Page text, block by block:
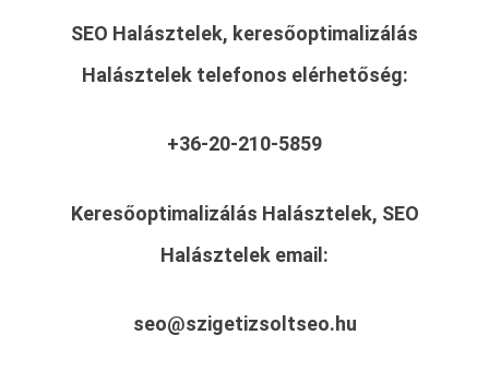
SEO Halásztelek, keresőoptimalizálás
Halásztelek telefonos elérhetőség:
+36-20-210-5859
Keresőoptimalizálás Halásztelek, SEO
Halásztelek email:
seo@szigetizsoltseo.hu